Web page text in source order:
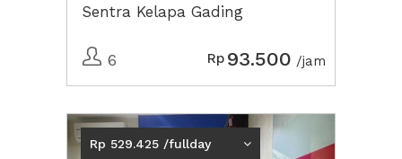
Sentra Kelapa Gading
6 Rp 93.500 /jam
Previous
Rp 529.425 /fullday